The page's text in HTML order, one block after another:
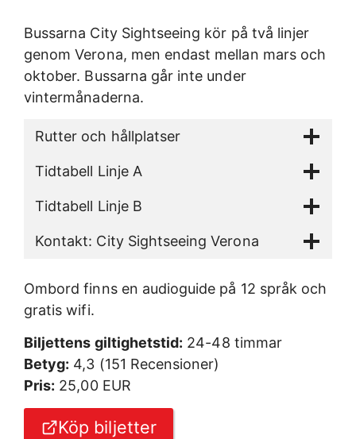
Bussarna City Sightseeing kör på två linjer
genom Verona, men endast mellan mars och
oktober. Bussarna går inte under
vintermånaderna.
Rutter och hållplatser
Tidtabell Linje A
Tidtabell Linje B
Kontakt: City Sightseeing Verona
Ombord finns en audioguide på 12 språk och
gratis wifi.
Biljettens giltighetstid: 24-48 timmar
Betyg: 4,3 (151 Recensioner)
Pris: 25,00 EUR
Köp biljetter